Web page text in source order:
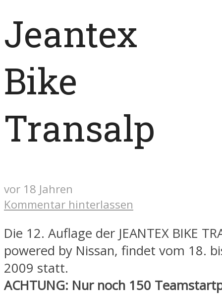
Jeantex
Bike
Transalp
vor 18 Jahren
Kommentar hinterlassen
Die 12. Auflage der JEANTEX BIKE
powered by Nissan, findet vom 18.
2009 statt.
ACHTUNG: Nur noch 150